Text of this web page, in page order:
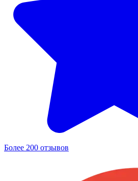
Более 200 отзывов